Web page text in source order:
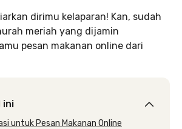
dirimu kelaparan! Kan, sudah
meriah yang dijamin
pesan makanan online dari
ini
untuk Pesan Makanan Online